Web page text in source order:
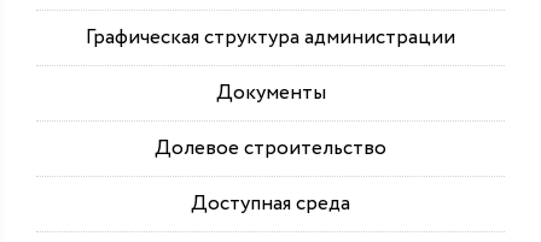
Графическая структура администрации
Документы
Долевое строительство
Доступная среда